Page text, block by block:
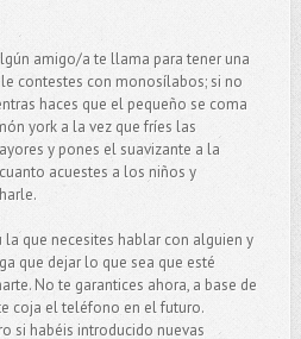
amigo/a te llama para tener una
contestes con monosílabos; si no
haces que el pequeño se coma
york a la vez que fríes las
y pones el suavizante a la
acuestes a los niños y
la que necesites hablar con alguien y
que dejar lo que sea que esté
No te garantices ahora, a base de
coja el teléfono en el futuro.
si habéis introducido nuevas